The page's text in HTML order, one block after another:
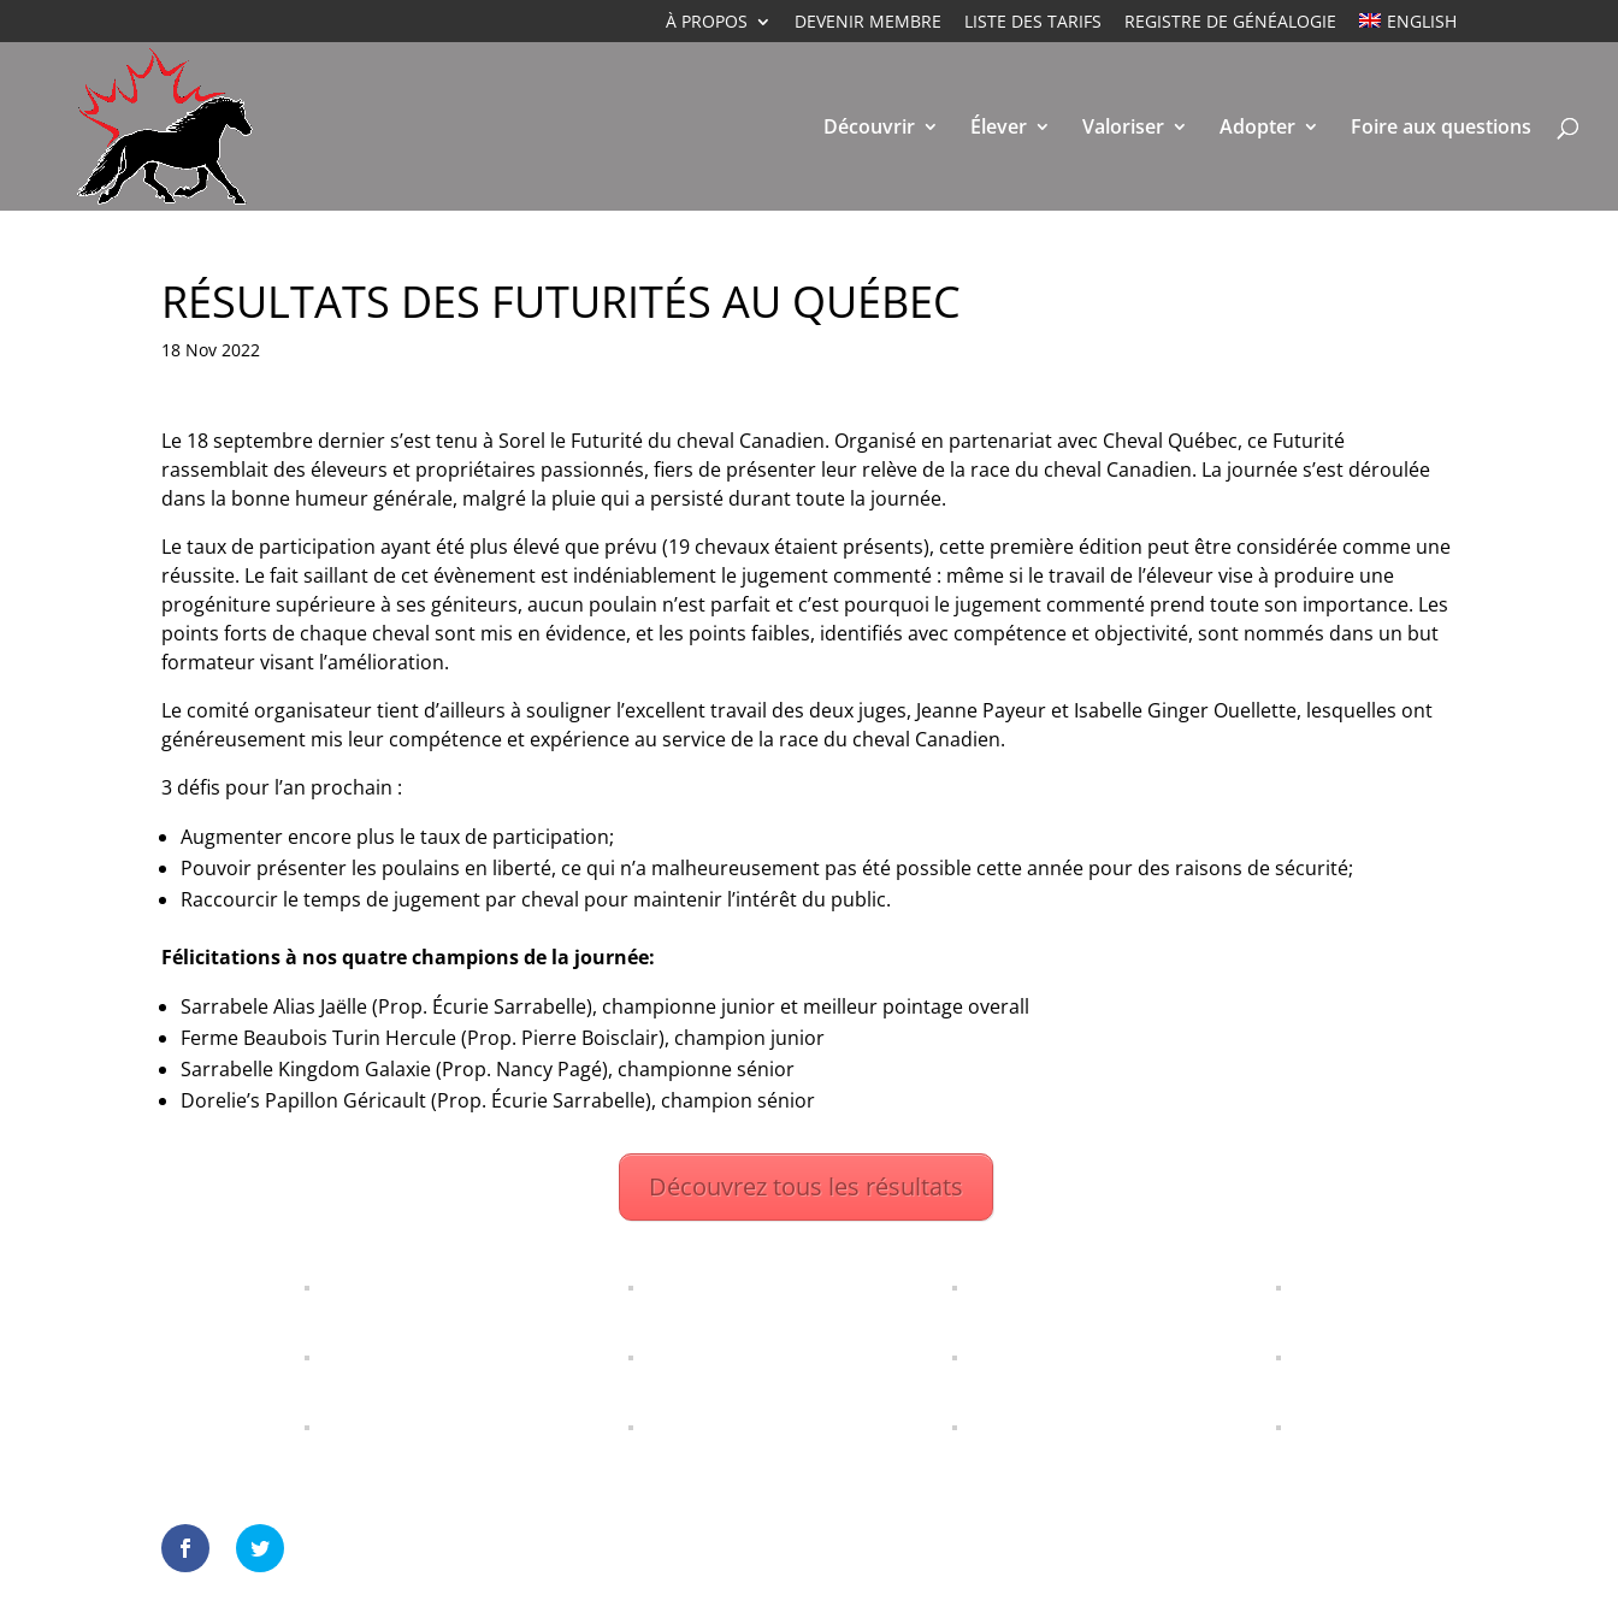
À PROPOS DEVENIR MEMBRE LISTE DES TARIFS REGISTRE DE GÉNÉALOGIE ENGLISH
Découvrir Élever Valoriser Adopter Foire aux questions
RÉSULTATS DES FUTURITÉS AU QUÉBEC
18 Nov 2022
Le 18 septembre dernier s’est tenu à Sorel le Futurité du cheval Canadien. Organisé en partenariat avec Cheval Québec, ce Futurité
rassemblait des éleveurs et propriétaires passionnés, fiers de présenter leur relève de la race du cheval Canadien. La journée s’est déroulée
dans la bonne humeur générale, malgré la pluie qui a persisté durant toute la journée.
Le taux de participation ayant été plus élevé que prévu (19 chevaux étaient présents), cette première édition peut être considérée comme une
réussite. Le fait saillant de cet évènement est indéniablement le jugement commenté : même si le travail de l’éleveur vise à produire une
progéniture supérieure à ses géniteurs, aucun poulain n’est parfait et c’est pourquoi le jugement commenté prend toute son importance. Les
points forts de chaque cheval sont mis en évidence, et les points faibles, identifiés avec compétence et objectivité, sont nommés dans un but
formateur visant l’amélioration.
Le comité organisateur tient d’ailleurs à souligner l’excellent travail des deux juges, Jeanne Payeur et Isabelle Ginger Ouellette, lesquelles ont
généreusement mis leur compétence et expérience au service de la race du cheval Canadien.
3 défis pour l’an prochain :
Augmenter encore plus le taux de participation;
Pouvoir présenter les poulains en liberté, ce qui n’a malheureusement pas été possible cette année pour des raisons de sécurité;
Raccourcir le temps de jugement par cheval pour maintenir l’intérêt du public.
Félicitations à nos quatre champions de la journée:
Sarrabele Alias Jaëlle (Prop. Écurie Sarrabelle), championne junior et meilleur pointage overall
Ferme Beaubois Turin Hercule (Prop. Pierre Boisclair), champion junior
Sarrabelle Kingdom Galaxie (Prop. Nancy Pagé), championne sénior
Dorelie’s Papillon Géricault (Prop. Écurie Sarrabelle), champion sénior
Découvrez tous les résultats